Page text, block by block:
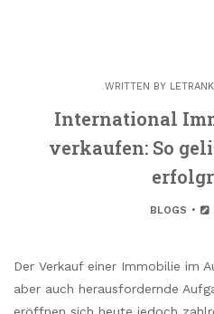
WRITTEN BY LETRANK
International
verkaufen: So
BLOGS
Der Verkauf einer Immobilie im
aber auch herausfordernde
eröffnen sich heute jedoch